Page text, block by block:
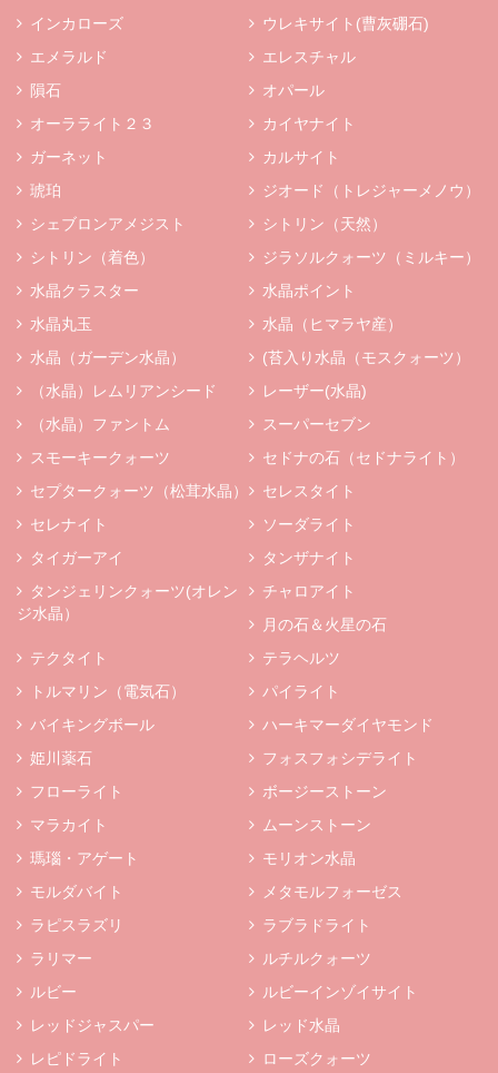
インカローズ
ウレキサイト(曹灰硼石)
エメラルド
エレスチャル
隕石
オパール
オーラライト２３
カイヤナイト
ガーネット
カルサイト
琥珀
ジオード（トレジャーメノウ）
シェブロンアメジスト
シトリン（天然）
シトリン（着色）
ジラソルクォーツ（ミルキー）
水晶クラスター
水晶ポイント
水晶丸玉
水晶（ヒマラヤ産）
水晶（ガーデン水晶）
(苔入り水晶（モスクォーツ）
（水晶）レムリアンシード
レーザー(水晶)
（水晶）ファントム
スーパーセブン
スモーキークォーツ
セドナの石（セドナライト）
セプタークォーツ（松茸水晶）
セレスタイト
セレナイト
ソーダライト
タイガーアイ
タンザナイト
タンジェリンクォーツ(オレン
ジ水晶）
チャロアイト
月の石＆火星の石
テクタイト
テラヘルツ
トルマリン（電気石）
パイライト
バイキングボール
ハーキマーダイヤモンド
姫川薬石
フォスフォシデライト
フローライト
ボージーストーン
マラカイト
ムーンストーン
瑪瑙・アゲート
モリオン水晶
モルダバイト
メタモルフォーゼス
ラピスラズリ
ラブラドライト
ラリマー
ルチルクォーツ
ルビー
ルビーインゾイサイト
レッドジャスパー
レッド水晶
レピドライト
ローズクォーツ